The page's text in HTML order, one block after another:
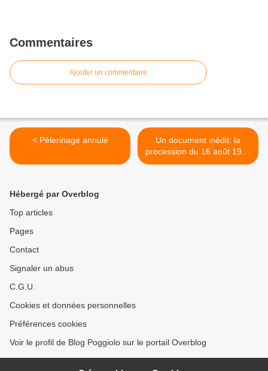
Commentaires
Ajouter un commentaire
< Pèlerinage annulé
Un document inédit: la
procession du 16 août 1982
>
Hébergé par Overblog
Top articles
Pages
Contact
Signaler un abus
C.G.U.
Cookies et données personnelles
Préférences cookies
Voir le profil de Blog Poggiolo sur le portail Overblog